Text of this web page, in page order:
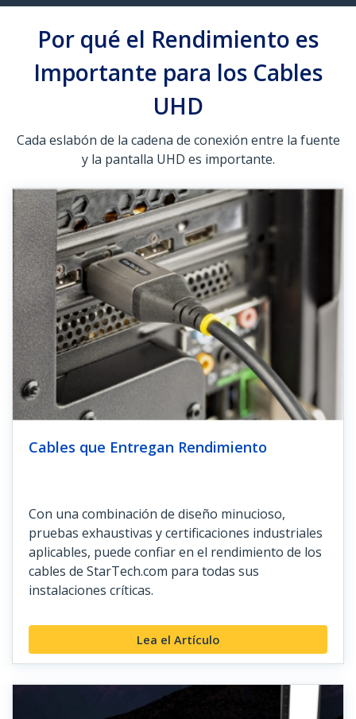
Por qué el Rendimiento es
Importante para los Cables
UHD
Cada eslabón de la cadena de conexión entre la fuente
y la pantalla UHD es importante.
Cables que Entregan Rendimiento
Con una combinación de diseño minucioso,
pruebas exhaustivas y certificaciones industriales
aplicables, puede confiar en el rendimiento de los
cables de StarTech.com para todas sus
instalaciones críticas.
Lea el Artículo